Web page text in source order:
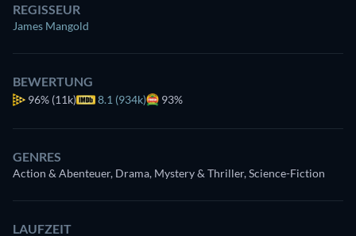
REGISSEUR
James Mangold
BEWERTUNG
96% (11k) 8.1 (934k) 93%
GENRES
Action & Abenteuer, Drama, Mystery & Thriller, Science-Fiction
LAUFZEIT